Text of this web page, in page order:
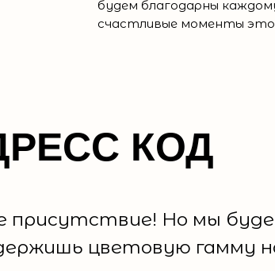
будем благодарны
счастливые моменты
КОД
присутствие! Но мы
цветовую гамму